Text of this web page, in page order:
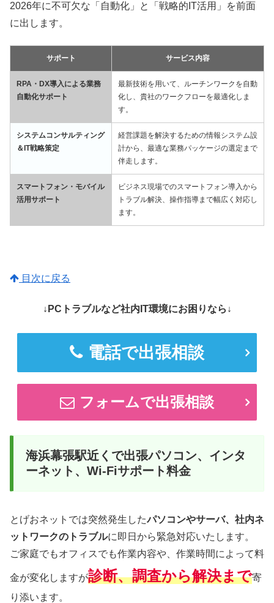
2026年に不可欠な「自動化」と「戦略的IT活用」を前面
に出します。
サポート サービス内容
RPA・DX導入による業務
自動化サポート
最新技術を用いて、ルーチンワークを自動
化し、貴社のワークフローを最適化しま
す。
システムコンサルティング
＆IT戦略策定
経営課題を解決するための情報システム設
計から、最適な業務パッケージの選定まで
伴走します。
スマートフォン・モバイル
活用サポート
ビジネス現場でのスマートフォン導入から
トラブル解決、操作指導まで幅広く対応し
ます。
目次に戻る
↓PCトラブルなど社内IT環境にお困りなら↓
電話で出張相談
フォームで出張相談
海浜幕張駅近くで出張パソコン、インタ
ーネット、Wi-Fiサポート料金
とげおネットでは突然発生したパソコンやサーバ、社内ネ
ットワークのトラブルに即日から緊急対応いたします。
ご家庭でもオフィスでも作業内容や、作業時間によって料
金が変化しますが診断、調査から解決まで寄
り添います。